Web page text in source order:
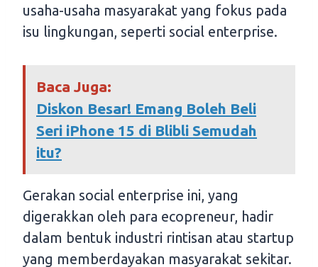
usaha-usaha masyarakat yang fokus pada
isu lingkungan, seperti social enterprise.
Baca Juga:
Diskon Besar! Emang Boleh Beli
Seri iPhone 15 di Blibli Semudah
itu?
Gerakan social enterprise ini, yang
digerakkan oleh para ecopreneur, hadir
dalam bentuk industri rintisan atau startup
yang memberdayakan masyarakat sekitar.